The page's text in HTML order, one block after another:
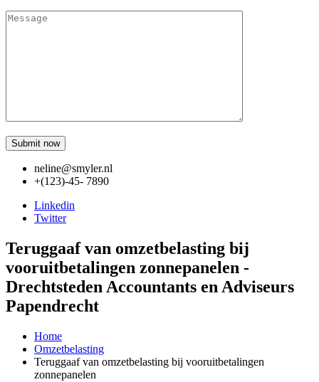
neline@smyler.nl
+(123)-45- 7890
Linkedin
Twitter
Teruggaaf van omzetbelasting bij
vooruitbetalingen zonnepanelen -
Drechtsteden Accountants en Adviseurs
Papendrecht
Home
Omzetbelasting
Teruggaaf van omzetbelasting bij vooruitbetalingen
zonnepanelen